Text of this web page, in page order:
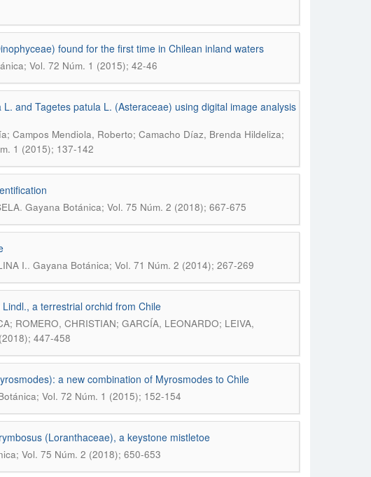
found for the first time in Chilean inland waters
Vol. 72 Núm. 1 (2015); 42-46
and Tagetes patula L. (Asteraceae) using digital image analysis
Campos Mendiola, Roberto; Camacho Díaz, Brenda Hildeliza;
1 (2015); 137-142
. Gayana Botánica; Vol. 75 Núm. 2 (2018); 667-675
I.. Gayana Botánica; Vol. 71 Núm. 2 (2014); 267-269
a terrestrial orchid from Chile
ROMERO, CHRISTIAN; GARCÍA, LEONARDO; LEIVA,
447-458
a new combination of Myrosmodes to Chile
Vol. 72 Núm. 1 (2015); 152-154
(Loranthaceae), a keystone mistletoe
Vol. 75 Núm. 2 (2018); 650-653